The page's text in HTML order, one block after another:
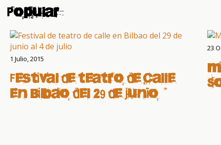
Popular
1 Julio, 2015
Festival de teatro de calle
en Bilbao del 29 de junio al
23